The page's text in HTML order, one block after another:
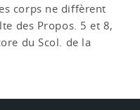
corps ne diffèrent
des Propos. 5 et 8,
du Scol. de la